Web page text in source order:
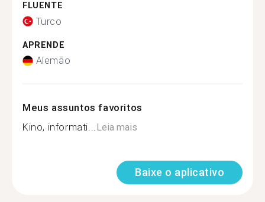
FLUENTE
Turco
APRENDE
Alemão
Meus assuntos favoritos
Kino, informati...Leia mais
Baixe o aplicativo